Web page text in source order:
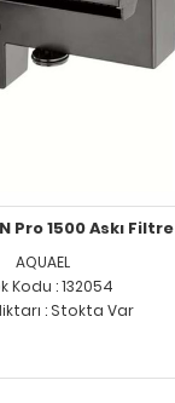
Pro 1500 Askı Filtre
AQUAEL
Kodu : 132054
: Stokta Var